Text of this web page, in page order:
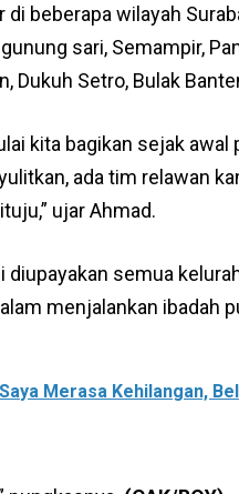
beberapa wilayah
sari, Semampir,
Dukuh Setro, Bulak
kita bagikan sejak awal
ada tim relawan
ujar Ahmad.
semua
menjalankan ibadah
Merasa Kehilangan,